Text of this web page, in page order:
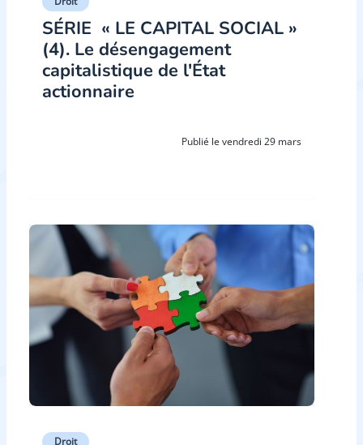
SÉRIE ­ « LE CAPITAL SOCIAL »
(4). Le désengagement
capitalistique de l'État
actionnaire
Publié le vendredi 29 mars
Droit